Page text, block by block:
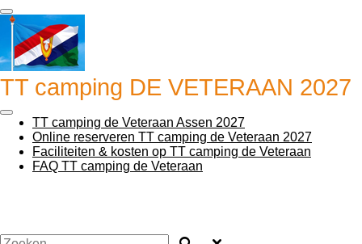
Ga
direct
naar
de
hoofdinhoud
TT camping DE VETERAAN 2027
TT camping de Veteraan Assen 2027
Online reserveren TT camping de Veteraan 2027
Faciliteiten & kosten op TT camping de Veteraan
FAQ TT camping de Veteraan